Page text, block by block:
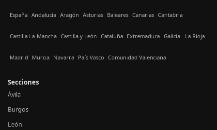
España Andalucía Aragón Asturias Baleares Canarias Cantabria
Castilla La-Mancha Castilla y León Cataluña Extremadura Galicia La Rioja
Madrid Murcia Navarra País Vasco Comunidad Valenciana
Secciones
Ávila
Burgos
León